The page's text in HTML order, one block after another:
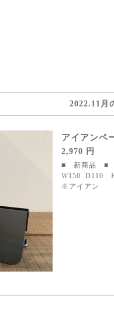
2022.11月
アイアンペ
2,970 円
■ 新商品 ■
W150 D110
※アイアン